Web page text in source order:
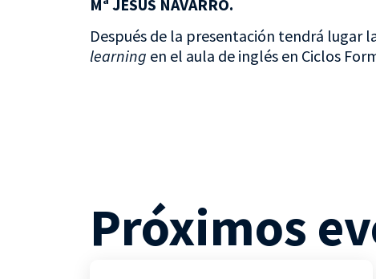
Mª JESÚS NAVARRO.
Después de la presentación tendrá lugar
learning en el aula de inglés en Ciclos
Próximos